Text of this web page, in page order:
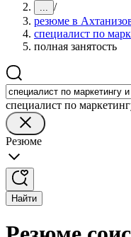
... /
резюме в
специалист по
полная занятость
специалист по
Резюме
Найти